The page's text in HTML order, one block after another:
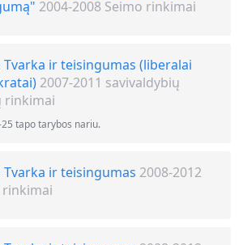
2004-2008 Seimo rinkimai
Tvarka ir teisingumas (liberalai
2007-2011 savivaldybių
rinkimai
tapo tarybos nariu.
Tvarka ir teisingumas 2008-2012
rinkimai